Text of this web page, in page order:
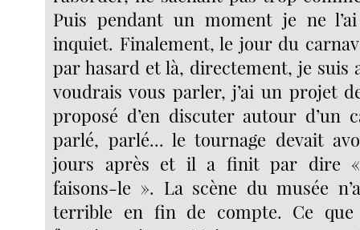
Puis pendant un moment je ne
inquiet. Finalement, le jour du
par hasard et là, directement, je suis
voudrais vous parler, j’ai un projet
proposé d’en discuter autour d’un
parlé, parlé... le tournage devait
jours après et il a finit par dire «
faisons-le ». La scène du musée
terrible en fin de compte. Ce que